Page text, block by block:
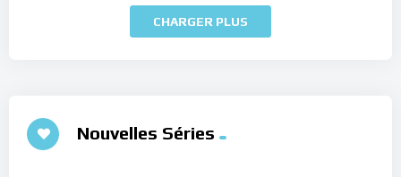
CHARGER PLUS
Nouvelles Séries